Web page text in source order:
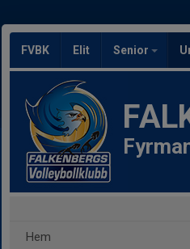
FVBK Elit Senior
Hem